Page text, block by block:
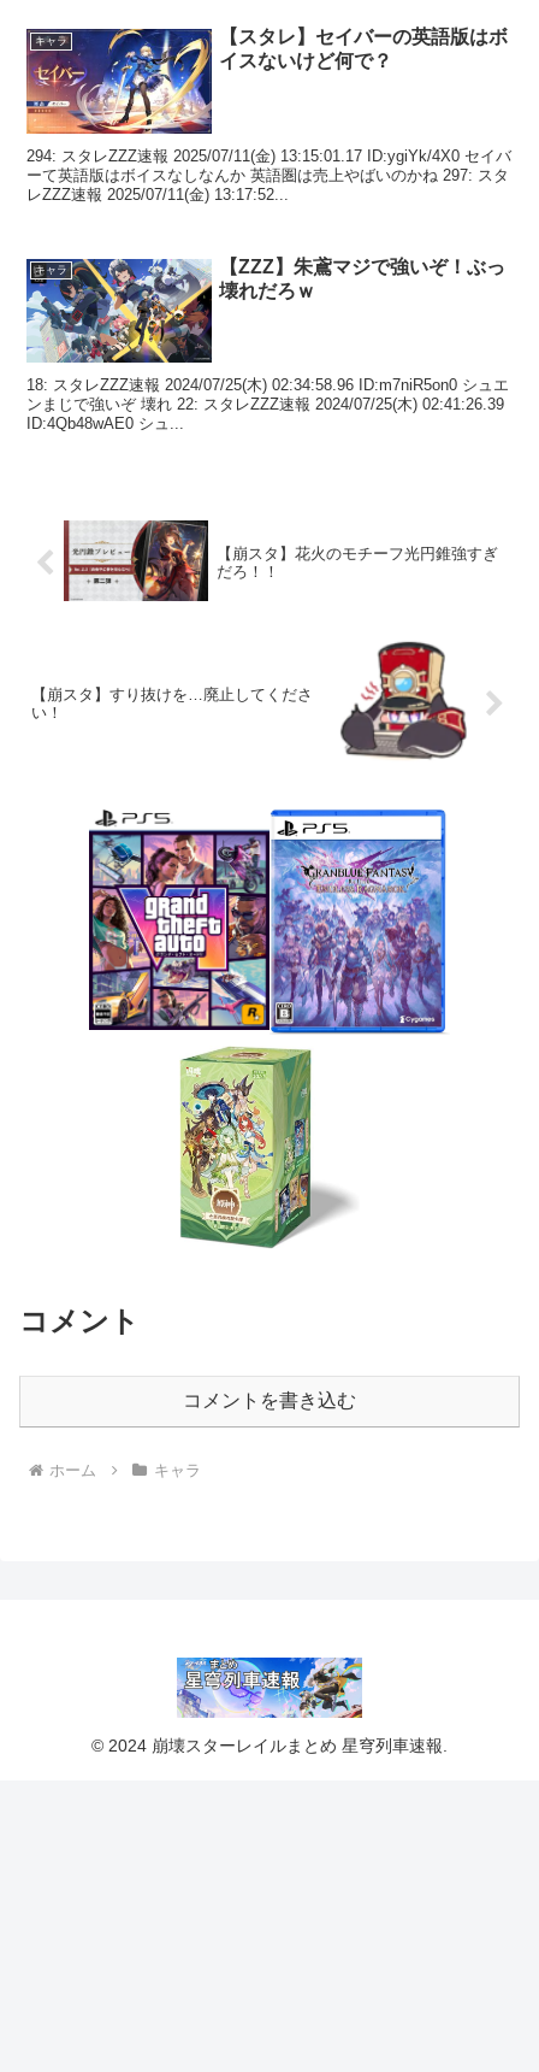
キャラ
【スタレ】セイバーの英語版はボ
イスないけど何で？
294: スタレZZZ速報 2025/07/11(金) 13:15:01.17 ID:ygiYk/4X0 セイバ
ーて英語版はボイスなしなんか 英語圏は売上やばいのかね 297: スタ
レZZZ速報 2025/07/11(金) 13:17:52...
キャラ
【ZZZ】朱鳶マジで強いぞ！ぶっ
壊れだろｗ
18: スタレZZZ速報 2024/07/25(木) 02:34:58.96 ID:m7niR5on0 シュエ
ンまじで強いぞ 壊れ 22: スタレZZZ速報 2024/07/25(木) 02:41:26.39
ID:4Qb48wAE0 シュ...
【崩スタ】花火のモチーフ光円錐強すぎ
だろ！！
【崩スタ】すり抜けを…廃止してくださ
い！
コメント
コメントを書き込む
ホーム キャラ
© 2024 崩壊スターレイルまとめ 星穹列車速報.